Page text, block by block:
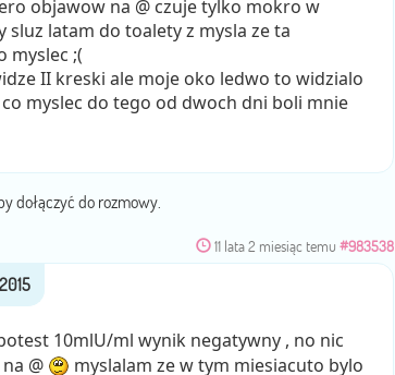
objawow na @ czuje tylko mokro w
latam do toalety z mysla ze ta
myslec ;(
II kreski ale moje oko ledwo to widzialo
myslec do tego od dwoch dni boli mnie
dołączyć do rozmowy.
11 lata 2 miesiąc temu #983538
10mlU/ml wynik negatywny , no nic
@
myslalam ze w tym miesiacuto bylo